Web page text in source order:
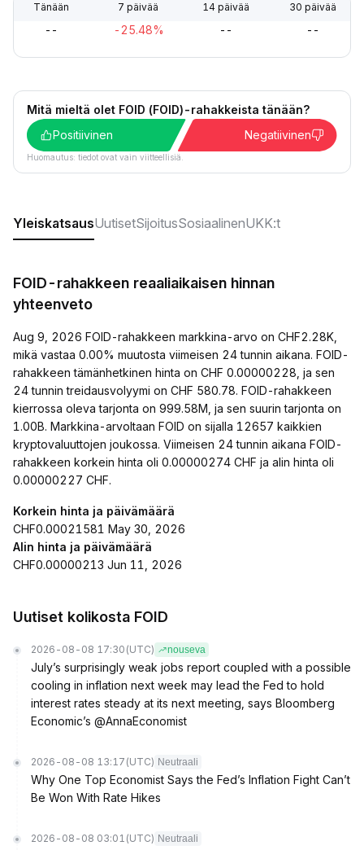
Tänään 7 päivää 14 päivää 30 päivää
-- -25.48% -- --
Mitä mieltä olet FOID (FOID)-rahakkeista tänään?
Positiivinen
Negatiivinen
Huomautus: tiedot ovat vain viitteellisiä.
YleiskatsausUutisetSijoitusSosiaalinenUKK:t
FOID-rahakkeen reaaliaikaisen hinnan
yhteenveto
Aug 9, 2026 FOID-rahakkeen markkina-arvo on CHF2.28K,
mikä vastaa 0.00% muutosta viimeisen 24 tunnin aikana. FOID-
rahakkeen tämänhetkinen hinta on CHF 0.00000228, ja sen
24 tunnin treidausvolyymi on CHF 580.78. FOID-rahakkeen
kierrossa oleva tarjonta on 999.58M, ja sen suurin tarjonta on
1.00B. Markkina-arvoltaan FOID on sijalla 12657 kaikkien
kryptovaluuttojen joukossa. Viimeisen 24 tunnin aikana FOID-
rahakkeen korkein hinta oli 0.00000274 CHF ja alin hinta oli
0.00000227 CHF.
Korkein hinta ja päivämäärä
CHF0.00021581 May 30, 2026
Alin hinta ja päivämäärä
CHF0.00000213 Jun 11, 2026
Uutiset kolikosta FOID
2026-08-08 17:30 (UTC) nouseva
July’s surprisingly weak jobs report coupled with a possible
cooling in inflation next week may lead the Fed to hold
interest rates steady at its next meeting, says Bloomberg
Economic’s @AnnaEconomist
2026-08-08 13:17 (UTC) Neutraali
Why One Top Economist Says the Fed’s Inflation Fight Can’t
Be Won With Rate Hikes
2026-08-08 03:01 (UTC) Neutraali